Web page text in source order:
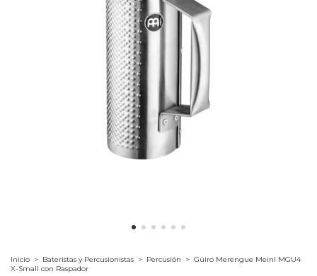
Inicio > Bateristas y Percusionistas > Percusión > Güiro Merengue Meinl MGU4
X-Small con Raspador